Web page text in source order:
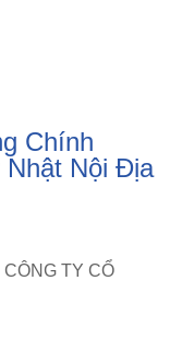
Chính
Nhật Nội Địa
TY CỔ